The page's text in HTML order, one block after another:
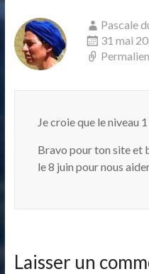
Pascale
31 mai
Permalien
Je croie que le niveau
Bravo pour ton site et
le 8 juin pour nous
Laisser un